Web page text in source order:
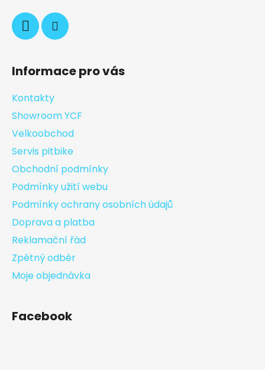
Informace pro vás
Kontakty
Showroom YCF
Velkoobchod
Servis pitbike
Obchodní podmínky
Podmínky užití webu
Podmínky ochrany osobních údajů
Doprava a platba
Reklamační řád
Zpětný odběr
Moje objednávka
Facebook